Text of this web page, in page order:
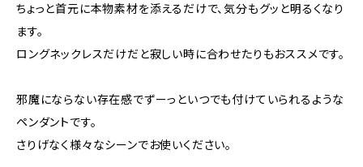
ちょっと首元に本物素材を添えるだけで、気分もグッと明るくなり
ます。
ロングネックレスだけだと寂しい時に合わせたりもおススメです。
邪魔にならない存在感でずーっといつでも付けていられるような
ペンダントです。
さりげなく様々なシーンでお使いください。